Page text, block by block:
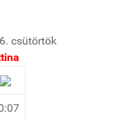
csütörtök